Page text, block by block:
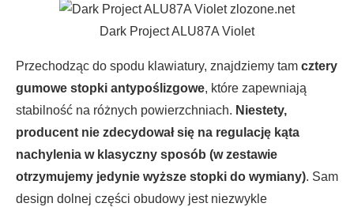
Dark Project ALU87A Violet
Przechodząc do spodu klawiatury, znajdziemy tam cztery
gumowe stopki antypoślizgowe, które zapewniają
stabilność na różnych powierzchniach. Niestety,
producent nie zdecydował się na regulację kąta
nachylenia w klasyczny sposób (w zestawie
otrzymujemy jedynie wyższe stopki do wymiany). Sam
design dolnej części obudowy jest niezwykle